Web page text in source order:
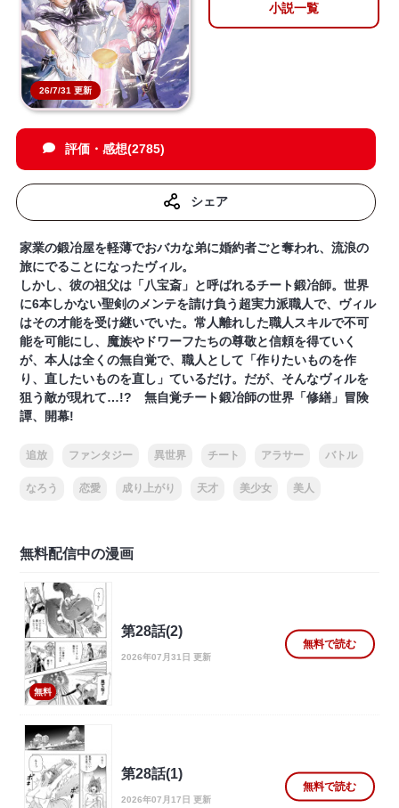
26/7/31 更新
小説一覧
評価・感想(2785)
シェア
家業の鍛冶屋を軽薄でおバカな弟に婚約者ごと奪われ、流浪の
旅にでることになったヴィル。
しかし、彼の祖父は「八宝斎」と呼ばれるチート鍛冶師。世界
に6本しかない聖剣のメンテを請け負う超実力派職人で、ヴィル
はその才能を受け継いでいた。常人離れした職人スキルで不可
能を可能にし、魔族やドワーフたちの尊敬と信頼を得ていく
が、本人は全くの無自覚で、職人として「作りたいものを作
り、直したいものを直し」ているだけ。だが、そんなヴィルを
狙う敵が現れて…!? 無自覚チート鍛冶師の世界「修繕」冒険
譚、開幕!
追放 ファンタジー 異世界 チート アラサー バトル
なろう 恋愛 成り上がり 天才 美少女 美人
無料配信中の漫画
無料
第28話(2)
2026年07月31日 更新
無料で読む
第28話(1)
2026年07月17日 更新
無料で読む